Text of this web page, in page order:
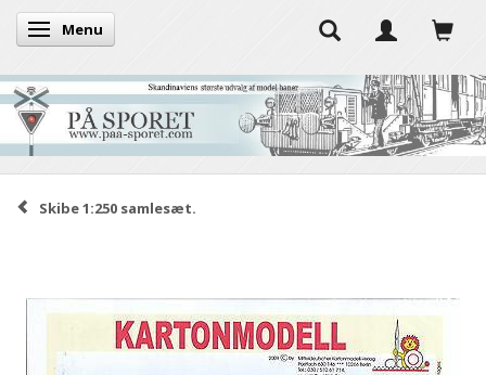
Skifte navigation
Menu
Skibe 1:250 samlesæt.